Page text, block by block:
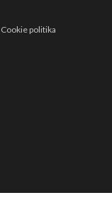
Cookie politika